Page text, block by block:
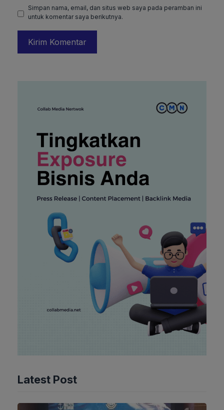
Simpan nama, email, dan situs web saya pada peramban ini
untuk komentar saya berikutnya.
Latest Post